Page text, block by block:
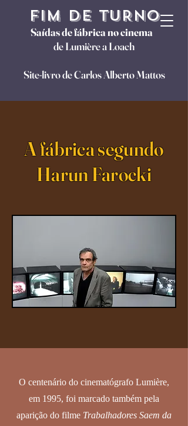
FIM DE TURNO
Saídas de fábrica no cinema
de Lumière a Loach
Site-livro de Carlos Alberto Mattos
A fábrica segundo
Harun Farocki
O centenário do cinematógrafo Lumière,
em 1995, foi marcado também pela
aparição do filme Trabalhadores Saem da